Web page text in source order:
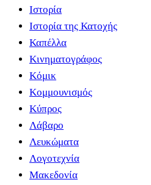
Ιστορία
Ιστορία της Κατοχής
Καπέλλα
Κινηματογράφος
Κόμικ
Κομμουνισμός
Κύπρος
Λάβαρο
Λευκώματα
Λογοτεχνία
Μακεδονία